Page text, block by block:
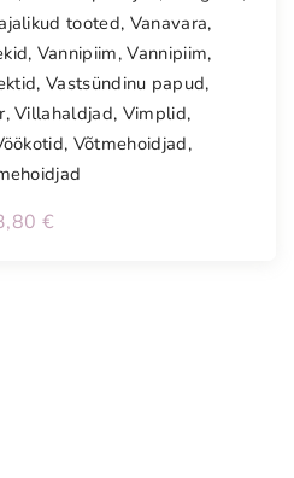
tooted, Vanavara,
, Vannipiim,Vannipiim,
, Vastsündinu papud,
,Villahaldjad, Vimplid,
, Võtmehoidjad,
€